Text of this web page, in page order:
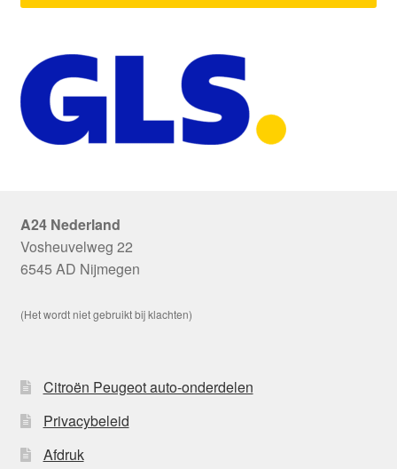
A24 Nederland
Vosheuvelweg 22
6545 AD Nijmegen
(Het wordt niet gebruikt bij klachten)
Citroën Peugeot auto-onderdelen
Privacybeleid
Afdruk